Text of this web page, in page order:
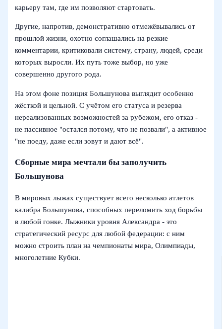
карьеру там, где им позволяют стартовать.
Другие, напротив, демонстративно отмежёвывались от
прошлой жизни, охотно соглашались на резкие
комментарии, критиковали систему, страну, людей, среди
которых выросли. Их путь тоже выбор, но уже
совершенно другого рода.
На этом фоне позиция Большунова выглядит особенно
жёсткой и цельной. С учётом его статуса и резерва
нереализованных возможностей за рубежом, его отказ -
не пассивное "остался потому, что не позвали", а активное
"не поеду, даже если зовут и дают всё".
Сборные мира мечтали бы заполучить
Большунова
В мировых лыжах существует всего несколько атлетов
калибра Большунова, способных переломить ход борьбы
в любой гонке. Лыжники уровня Александра - это
стратегический ресурс для любой федерации: с ним
можно строить план на чемпионаты мира, Олимпиады,
многолетние Кубки.